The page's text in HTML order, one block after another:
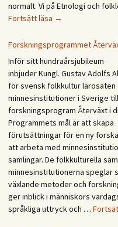
normalt. Vi på Etnologi och
Fortsätt läsa Glad
God
Gleðilegt
sumar!
Hyvää
kesää!
Happy
summer!
→
Forskningsprogrammet
Inför sitt hundraårsjubileum
inbjuder Kungl. Gustav Adolfs
för svensk folkkultur lärosäten
minnesinstitutioner i Sverige
forskningsprogram Återväxt i
Programmets mål är att skapa
förutsättningar för en ny
att arbeta med
samlingar. De folkkulturella
minnesinstitutionerna speglar
växlande metoder och
ger inblick i människors
språkliga uttryck och …